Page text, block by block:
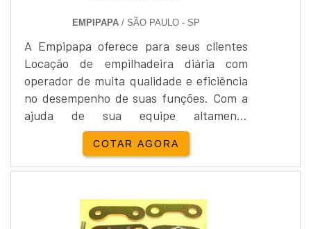
EMPIPAPA / SÃO PAULO - SP
A Empipapa oferece para seus clientes
Locação de empilhadeira diária com
operador de muita qualidade e eficiência
no desempenho de suas funções. Com a
ajuda de sua equipe altamente
qualificada e experiente a empresa possui
credibilidade quando se trata de Locação
de empilhadeira diária com operador.Além
operador, a Empipapa realiza a venda de
empilhadeiras novas e usadas de vários
COTAR AGORA